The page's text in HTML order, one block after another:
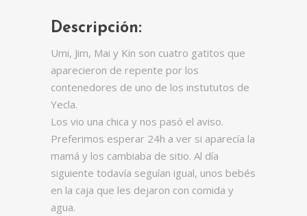
Descripción:
Umi, Jim, Mai y Kin son cuatro gatitos que
aparecieron de repente por los
contenedores de uno de los instututos de
Yecla.
Los vio una chica y nos pasó el aviso.
Preferimos esperar 24h a ver si aparecía la
mamá y los cambiaba de sitio. Al día
siguiente todavía seguían igual, unos bebés
en la caja que les dejaron con comida y
agua.